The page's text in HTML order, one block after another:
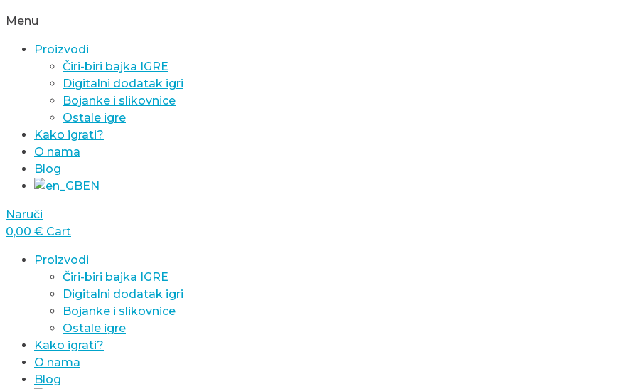
Menu
Proizvodi
Čiri-biri bajka IGRE
Digitalni dodatak igri
Bojanke i slikovnice
Ostale igre
Kako igrati?
O nama
Blog
EN
Naruči
0,00 € Cart
Proizvodi
Čiri-biri bajka IGRE
Digitalni dodatak igri
Bojanke i slikovnice
Ostale igre
Kako igrati?
O nama
Blog